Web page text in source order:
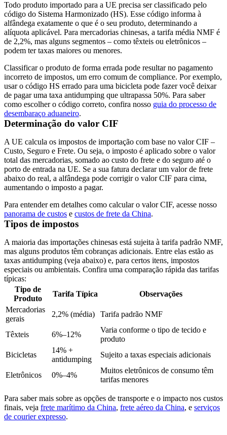
Todo produto importado para a UE precisa ser classificado pelo
código do Sistema Harmonizado (HS). Esse código informa à
alfândega exatamente o que é o seu produto, determinando a
alíquota aplicável. Para mercadorias chinesas, a tarifa média NMF é
de 2,2%, mas alguns segmentos – como têxteis ou eletrônicos –
podem ter taxas maiores ou menores.
Classificar o produto de forma errada pode resultar no pagamento
incorreto de impostos, um erro comum de compliance. Por exemplo,
usar o código HS errado para uma bicicleta pode fazer você deixar
de pagar uma taxa antidumping que ultrapassa 50%. Para saber
como escolher o código correto, confira nosso guia do processo de
desembaraço aduaneiro.
Determinação do valor CIF
A UE calcula os impostos de importação com base no valorCIF –
Custo, Seguro e Frete. Ou seja, o imposto é aplicado sobre o valor
total das mercadorias, somado ao custo do frete e do seguro até o
porto de entrada na UE. Se a sua fatura declarar um valor de frete
abaixo do real, a alfândega pode corrigir o valor CIF para cima,
aumentando o imposto a pagar.
Para entender em detalhes como calcular o valor CIF, acesse nosso
panorama de custos e custos de frete da China.
Tipos de impostos
A maioria das importações chinesas está sujeita à tarifa padrão NMF,
mas alguns produtos têm cobranças adicionais. Entre elas estão as
taxas antidumping (veja abaixo) e, para certos itens, impostos
especiais ou ambientais. Confira uma comparação rápida das tarifas
típicas:
Tipo de
Produto
Tarifa Típica
Observações
Mercadorias
gerais
2,2% (média) Tarifa padrão NMF
Têxteis 6%–12%
Varia conforme o tipo de tecido e
produto
Bicicletas
14% +
antidumping
Sujeito a taxas especiais adicionais
Eletrônicos 0%–4%
Muitos eletrônicos de consumo têm
tarifas menores
Para saber mais sobre as opções de transporte e o impacto nos custos
finais, veja frete marítimo da China, frete aéreo da China, e serviços
de courier expresso.